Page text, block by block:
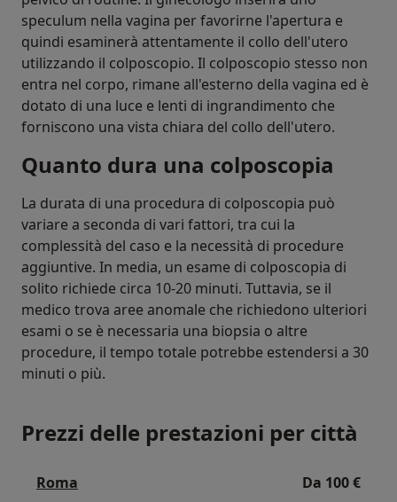
speculum nella vagina per favorirne l'apertura e
quindi esaminerà attentamente il collo dell'utero
utilizzando il colposcopio. Il colposcopio stesso non
entra nel corpo, rimane all'esterno della vagina ed è
dotato di una luce e lenti di ingrandimento che
forniscono una vista chiara del collo dell'utero.
Quanto dura una colposcopia
La durata di una procedura di colposcopia può
variare a seconda di vari fattori, tra cui la
complessità del caso e la necessità di procedure
aggiuntive. In media, un esame di colposcopia di
solito richiede circa 10-20 minuti. Tuttavia, se il
medico trova aree anomale che richiedono ulteriori
esami o se è necessaria una biopsia o altre
procedure, il tempo totale potrebbe estendersi a 30
minuti o più.
Prezzi delle prestazioni per città
Roma
Da 100 €